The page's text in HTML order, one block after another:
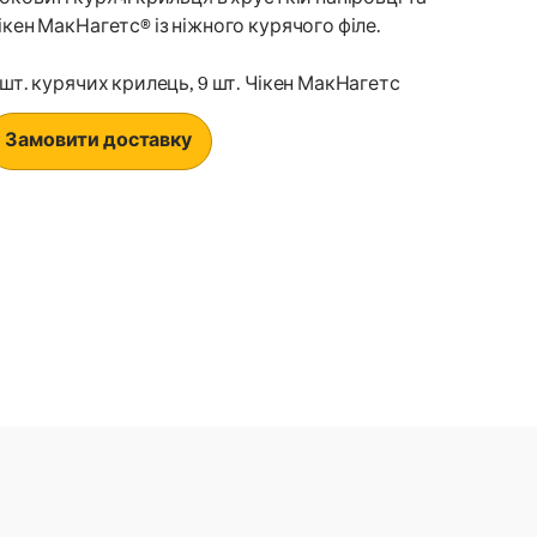
МакНагетс® із ніжного курячого філе.
курячих крилець, 9 шт. Чікен МакНагетс
Замовити доставку